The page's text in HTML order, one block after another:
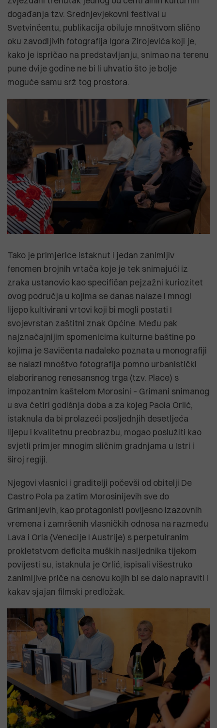
događanja tzv. Srednjevjekovni festival u
Svetvinčentu, publikacija obiluje mnoštvom slično
oku zavodljivih fotografija Igora Zirojevića koji je,
kako je ispričao na predstavljanju, snimao na terenu
pune dvije godine ne bi li uhvatio što je bolje
moguće samu srž tog prostora.
Tako je primjerice istaknut i jedan zanimljiv
fenomen brojnih vrtača koje je tek snimajući iz
zraka ustanovio kao specifičan pejzažni kuriozitet
ovog područja u kojima se danas nalaze i mnogi
lijepo kultivirani vrtovi koji bi mogli postati I
svojevrstan zaštitni znak Općine. Među pak
najznačajnijim spomenicima kulturne baštine po
kojima je Savičenta nadaleko poznata u monografiji
se nalazi mnoštvo fotografija pomno urbanistički
elaboriranog renesansnog trga (tzv. Place) s
impozantnim kaštelom Morosini – Grimani snimanog
u sva četiri godišnja doba a za kojeg Paola Orlić,
istaknula da bi prolazeći posljednjih desetljeća
lijepu i kvalitetnu preobrazbu, mogao poslužiti kao
svjetli primjer mnogim sličnim gradnjama u Istri i
široj regiji.
Njegovi vlasnici i graditelji počevši od obitelji De
Castro Pola pa zatim Morosinijevih sve do
Grimanijevih, kao protagonisti povijesno izazovnih
vremena i zamršenih vlasničkih odnosa na razmeđu
Lava i Orla (Venecije I Austrije) s perpetuiranim
prokletstvom deficita muških nasljednika tijekom
povijesti su, istaknula je Orlić, ispisali višestruko
zanimljive priče na osnovu kojih bi se dalo napraviti i
kakav sjajan filmski predložak.